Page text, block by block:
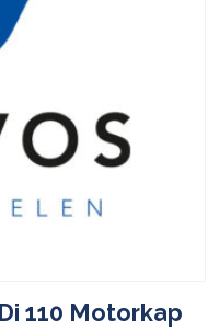
110 Motorkap